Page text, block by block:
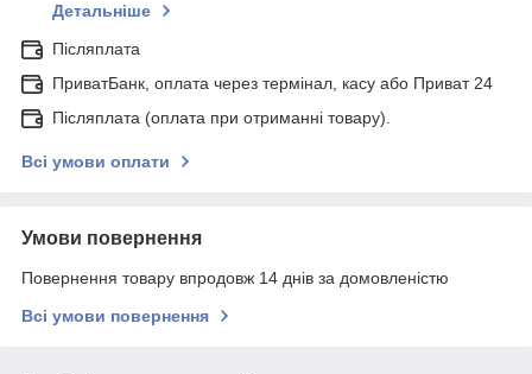
Детальніше
Післяплата
ПриватБанк, оплата через термінал, касу або Приват 24
Післяплата (оплата при отриманні товару).
Всі умови оплати
Умови повернення
Повернення товару впродовж 14 днів за домовленістю
Всі умови повернення